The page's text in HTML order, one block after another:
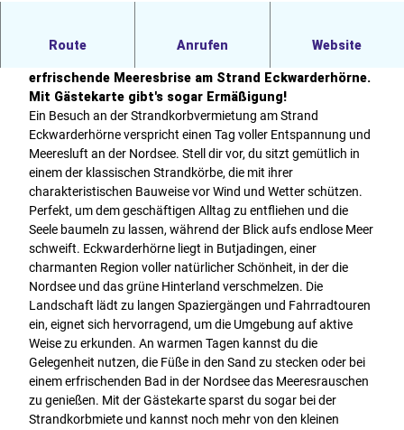
Route Anrufen Website
Miete deinen Strandkorb bequem über die App
erfrischende Meeresbrise am Strand Eckwarderhörne.
Mit Gästekarte gibt's sogar Ermäßigung!
Ein Besuch an der Strandkorbvermietung am Strand
Eckwarderhörne verspricht einen Tag voller Entspannung und
Meeresluft an der Nordsee. Stell dir vor, du sitzt gemütlich in
einem der klassischen Strandkörbe, die mit ihrer
charakteristischen Bauweise vor Wind und Wetter schützen.
Perfekt, um dem geschäftigen Alltag zu entfliehen und die
Seele baumeln zu lassen, während der Blick aufs endlose Meer
schweift. Eckwarderhörne liegt in Butjadingen, einer
charmanten Region voller natürlicher Schönheit, in der die
Nordsee und das grüne Hinterland verschmelzen. Die
Landschaft lädt zu langen Spaziergängen und Fahrradtouren
ein, eignet sich hervorragend, um die Umgebung auf aktive
Weise zu erkunden. An warmen Tagen kannst du die
Gelegenheit nutzen, die Füße in den Sand zu stecken oder bei
einem erfrischenden Bad in der Nordsee das Meeresrauschen
zu genießen. Mit der Gästekarte sparst du sogar bei der
Strandkorbmiete und kannst noch mehr von den kleinen